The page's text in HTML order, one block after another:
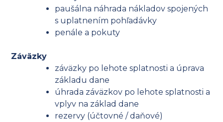
paušálna náhrada nákladov spojených
s uplatnením pohľadávky
penále a pokuty
Záväzky
záväzky po lehote splatnosti a úprava
základu dane
úhrada záväzkov po lehote splatnosti a
vplyv na základ dane
rezervy (účtovné / daňové)